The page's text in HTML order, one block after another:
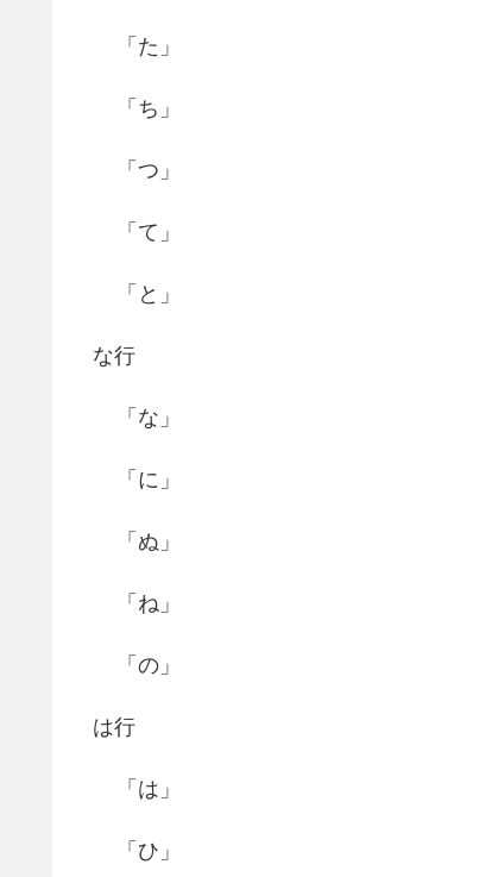
「た」
「ち」
「つ」
「て」
「と」
な行
「な」
「に」
「ぬ」
「ね」
「の」
は行
「は」
「ひ」